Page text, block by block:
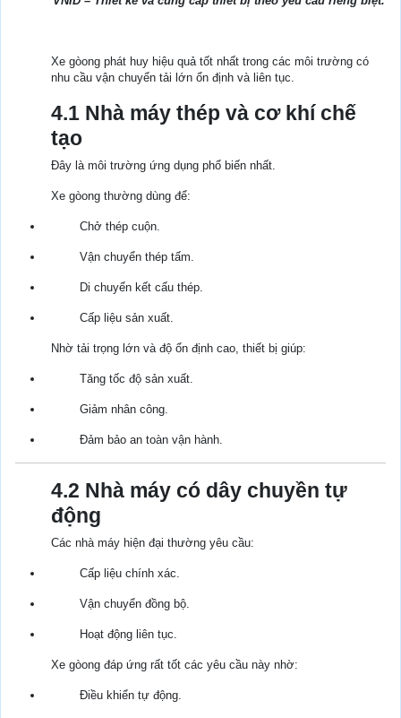
Xe gòong phát huy hiệu quả tốt nhất trong các môi trường có
nhu cầu vận chuyển tải lớn ổn định và liên tục.
4.1 Nhà máy thép và cơ khí chế
tạo
Đây là môi trường ứng dụng phổ biến nhất.
Xe gòong thường dùng để:
Chở thép cuộn.
Vận chuyển thép tấm.
Di chuyển kết cấu thép.
Cấp liệu sản xuất.
Nhờ tải trọng lớn và độ ổn định cao, thiết bị giúp:
Tăng tốc độ sản xuất.
Giảm nhân công.
Đảm bảo an toàn vận hành.
4.2 Nhà máy có dây chuyền tự
động
Các nhà máy hiện đại thường yêu cầu:
Cấp liệu chính xác.
Vận chuyển đồng bộ.
Hoạt động liên tục.
Xe gòong đáp ứng rất tốt các yêu cầu này nhờ:
Điều khiển tự động.